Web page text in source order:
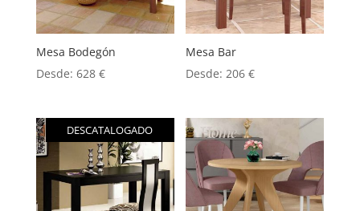
Mesa Bodegón
Desde: 628 €
Mesa Bar
Desde:206€
DESCATALOGADO